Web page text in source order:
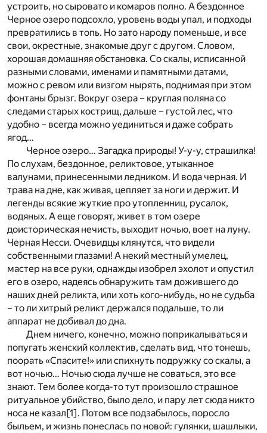
устроить, но сыровато и комаров полно. А бездонное
Черное озеро подсохло, уровень воды упал, и подходы
превратились в топь. Но зато народу поменьше, и все
свои, окрестные, знакомые друг с другом. Словом,
хорошая домашняя обстановка. Со скалы, исписанной
разными словами, именами и памятными датами,
можно с ревом или визгом нырять, поднимая при этом
фонтаны брызг. Вокруг озера – круглая поляна со
следами старых кострищ, дальше – густой лес, что
удобно – всегда можно уединиться и даже собрать
ягод…
Черное озеро… Загадка природы! У-у-у, страшилка!
По слухам, бездонное, реликтовое, утыканное
валунами, принесенными ледником. И вода черная. И
трава на дне, как живая, цепляет за ноги и держит. И
легенды всякие жуткие про утопленниц, русалок,
водяных. А еще говорят, живет в том озере
доисторическая нечисть, выходит ночью, воет на луну.
Черная Несси. Очевидцы клянутся, что видели
собственными глазами! А некий местный умелец,
мастер на все руки, однажды изобрел эхолот и опустил
его в озеро, надеясь обнаружить там дожившего до
наших дней реликта, или хоть кого-нибудь, но не судьба
– то ли хитрый реликт держался подальше, то ли
аппарат не добивал до дна.
Днем ничего, конечно, можно поприкалываться и
попугать женский коллектив, сделать вид, что тонешь,
поорать «Спасите!» или спихнуть подружку со скалы, а
вот ночью… Ночью сюда лучше не соваться, это все
знают. Тем более когда-то тут произошло страшное
ритуальное убийство, было дело, и пару лет сюда никто
носа не казал [1] . Потом все подзабылось, поросло
быльем, и жизнь понеслась по новой: гулянки, шашлыки,